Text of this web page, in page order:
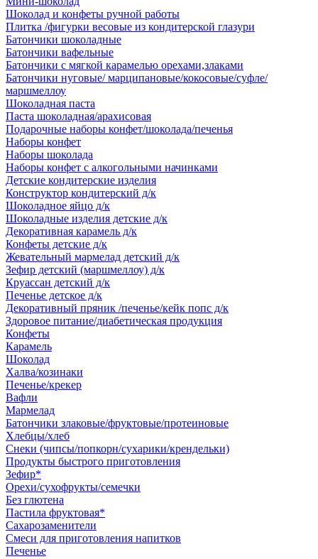
Шоколад и конфеты ручной работы
Плитка /фигурки весовые из кондитерской глазури
Батончики шоколадные
Батончики вафельные
Батончики с мягкой карамелью орехами,злаками
Батончики нуговые/ марципановые/кокосовые/суфле/
маршмеллоу
Шоколадная паста
Паста шоколадная/арахисовая
Подарочные наборы конфет/шоколада/печенья
Наборы конфет
Наборы шоколада
Наборы конфет с алкогольными начинками
Детские кондитерские изделия
Конструктор кондитерский д/к
Шоколадное яйцо д/к
Шоколадные изделия детские д/к
Декоративная карамель д/к
Конфеты детские д/к
Жевательный мармелад детский д/к
Зефир детский (маршмеллоу) д/к
Круассан детский д/к
Печенье детское д/к
Декоративный пряник /печенье/кейк попс д/к
Здоровое питание/диабетическая продукция
Конфеты
Карамель
Шоколад
Халва/козинаки
Печенье/крекер
Вафли
Мармелад
Батончики злаковые/фруктовые/протеиновые
Хлебцы/хлеб
Снеки (чипсы/попкорн/сухарики/крендельки)
Продукты быстрого приготовления
Зефир*
Орехи/сухофрукты/семечки
Без глютена
Пастила фруктовая*
Сахарозаменители
Смеси для приготовления напитков
Печенье